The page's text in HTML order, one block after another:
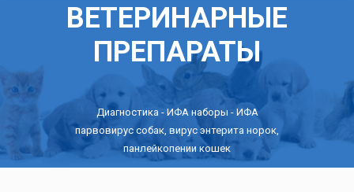
ВЕТЕРИНАРНЫЕ
ПРЕПАРАТЫ
Диагностика - ИФА наборы - ИФА
парвовирус собак, вирус энтерита норок,
панлейкопении кошек